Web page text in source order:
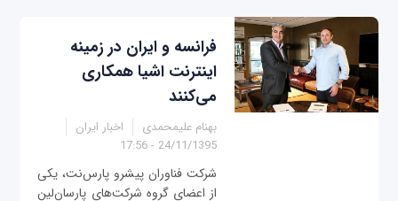
فرانسه و ایران در زمینه
اینترنت اشیا همکاری
می‌کنند
بهنام علیمحمدی
اخبار ایران
24/11/1395 - 17:56
شرکت فناوران پیشرو پارس‌نت، یکی
از اعضای گروه شرکت‌های پارسان‌لین